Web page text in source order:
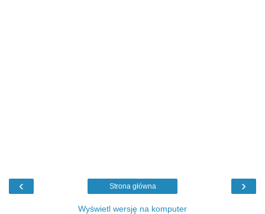
‹ ›
Strona główna
Wyświetl wersję na komputer